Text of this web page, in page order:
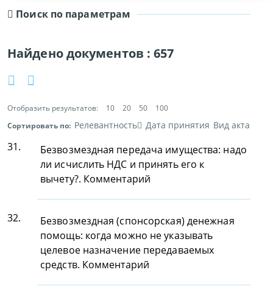
Поиск по параметрам
Найдено документов :657
Отобразить результатов: 10 20 50
100
Сортировать по: Релевантность Дата принятия Вид акта
31.
Безвозмездная передача имущества: надо
ли исчислить НДС и принять его к
вычету?. Комментарий
32.
Безвозмездная (спонсорская) денежная
помощь: когда можно не указывать
целевое назначение передаваемых
средств. Комментарий